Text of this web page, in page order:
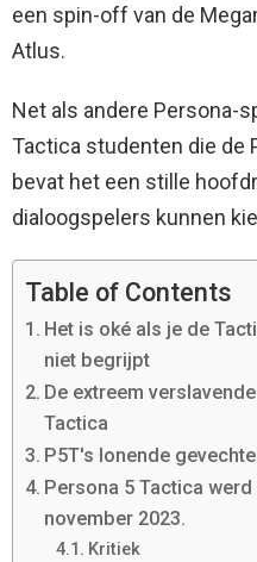
een spin-off van de
Atlus.
Net als andere Persona-
Tactica studenten die de
bevat het een stille
dialoogspelers kunnen
Table of Contents
Het is oké als je de
niet begrijpt
De extreem
Tactica
P5T's lonende
Persona 5 Tactica
november 2023.
Kritiek